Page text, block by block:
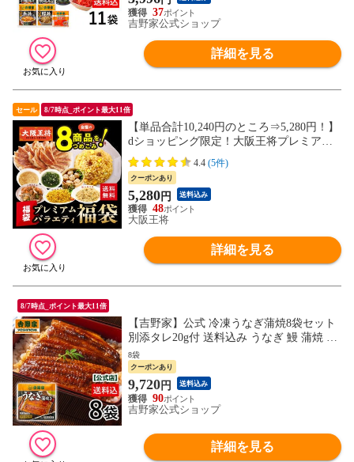
37
吉野家公式ショップ
詳細を見る
セール 8/7時点_ポイント最大11倍
【単品合計10,240円のところ⇒5,280円！】
dショッピング限定！大阪王将プレミアム
バラエティ福袋＜北海道・沖縄は別途追加
送料＞ チャーハン お取り寄せ 冷凍食品 ギ
フト ごはん 米 お米
4.4 (5件)
クーポンあり
5,280円 送料込み
48
大阪王将
詳細を見る
8/7時点_ポイント最大11倍
【吉野家】公式 冷凍うなぎ蒲焼8袋セット
別添タレ20g付 送料込み うなぎ 鰻 蒲焼 冷
凍食品 夜食 お昼ごはん ギフト・仕送りに
も！ 無くなり次第終了
8袋
クーポンあり
9,720円 送料込み
90
吉野家公式ショップ
詳細を見る